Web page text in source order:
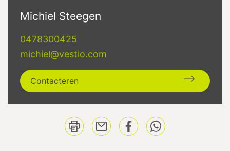
Michiel Steegen
0478300425
michiel@vestio.com
Contacteren